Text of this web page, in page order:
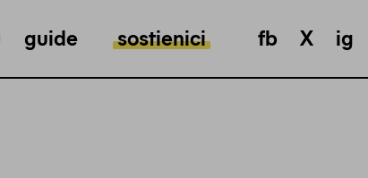
guide sostienici fb X ig